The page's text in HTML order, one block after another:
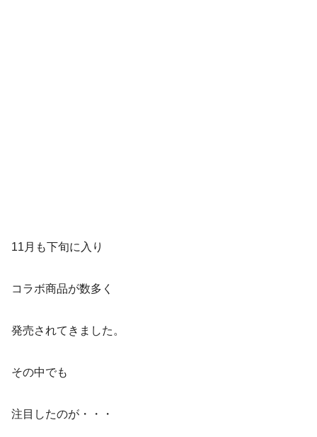
11月も下旬に入り
コラボ商品が数多く
発売されてきました。
その中でも
注目したのが・・・